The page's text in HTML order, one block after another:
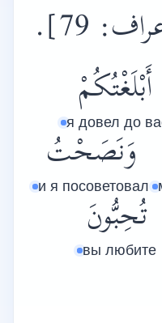
79].
أَبْلَغْتُكُمْ
я довел до
وَنَصَحْتُ
и я посоветовал
تُحِبُّونَ
вы любите